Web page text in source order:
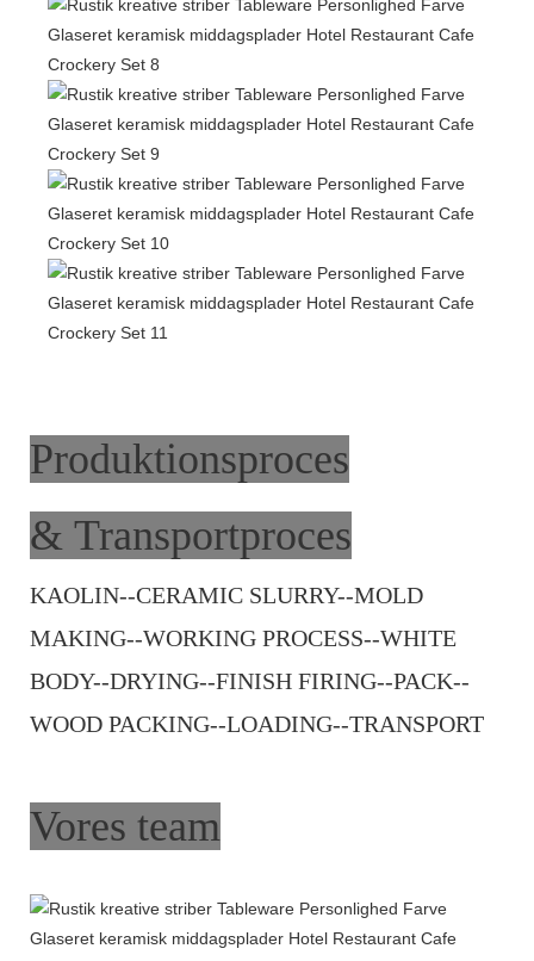
Produktionsproces
& Transportproces
KAOLIN--CERAMIC SLURRY--MOLD
MAKING--WORKING PROCESS--WHITE
BODY--DRYING--FINISH FIRING--PACK--
WOOD PACKING--LOADING--TRANSPORT
Vores team